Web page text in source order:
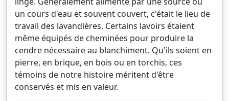
un cours d'eau et souvent couvert, c'était le lieu de
travail des lavandières. Certains lavoirs étaient
même équipés de cheminées pour produire la
cendre nécessaire au blanchiment. Qu'ils soient en
pierre, en brique, en bois ou en torchis, ces
témoins de notre histoire méritent d'être
conservés et mis en valeur.